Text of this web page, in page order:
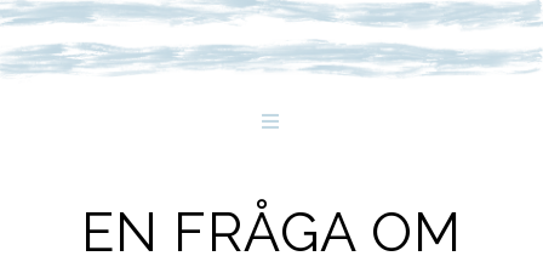
EN FRÅGA OM